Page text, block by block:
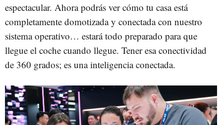
espectacular. Ahora podrás ver cómo tu casa está
completamente domotizada y conectada con nuestro
sistema operativo… estará todo preparado para que
llegue el coche cuando llegue. Tener esa conectividad
de 360 grados; es una inteligencia conectada.